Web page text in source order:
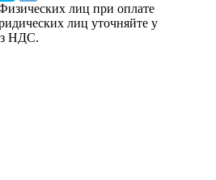
лиц при оплате
лиц уточняйте у
НДС.